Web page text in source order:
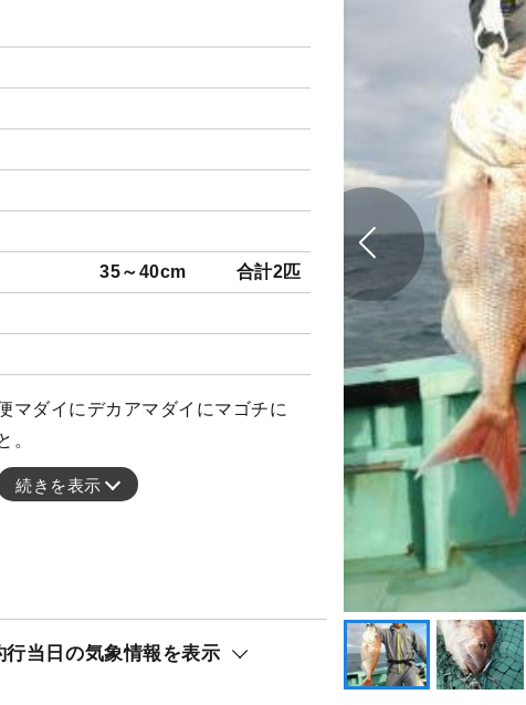
35～40cm 合計2匹
マダイにデカアマダイにマゴチに
。
続きを表示
行当日の気象情報を表示